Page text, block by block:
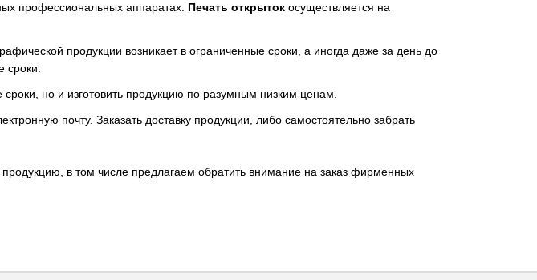
профессиональных аппаратах. Печать открыток осуществляется на
продукции возникает в ограниченные сроки, а иногда даже за день до
сроки.
но и изготовить продукцию по разумным низким ценам.
почту. Заказать доставку продукции, либо самостоятельно забрать
в том числе предлагаем обратить внимание на заказ фирменных